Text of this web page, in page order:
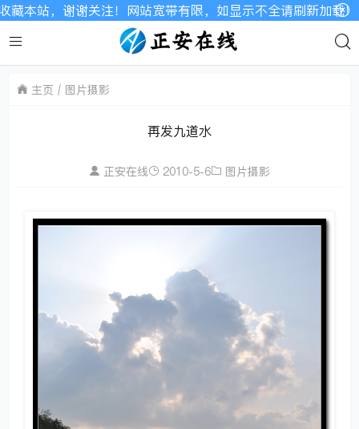
网站宽带有限，如显示不全请刷新加载！
主页 图片摄影
再发九道水
正安在线 2010-5-6 图片摄影